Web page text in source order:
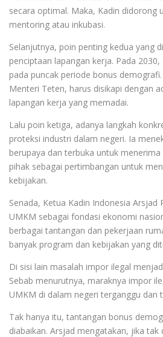
secara optimal. Maka, Kadin didorong
mentoring atau inkubasi.
Selanjutnya, poin penting kedua yang
penciptaan lapangan kerja. Pada
pada puncak periode bonus
Menteri Teten, harus disikapi dengan
lapangan kerja yang memadai.
Lalu poin ketiga, adanya langkah
proteksi industri dalam negeri. Ia
berupaya dan terbuka untuk
pihak sebagai pertimbangan untuk
kebijakan.
Senada, Ketua Kadin Indonesia Arsjad
UMKM sebagai fondasi ekonomi
berbagai tantangan dan pekerjaan
banyak program dan kebijakan yang
Di sisi lain masalah impor ilegal
Sebab menurutnya, maraknya impor
UMKM di dalam negeri terganggu dan
Tak hanya itu, tantangan bonus
diabaikan. Arsjad mengatakan, jika tak